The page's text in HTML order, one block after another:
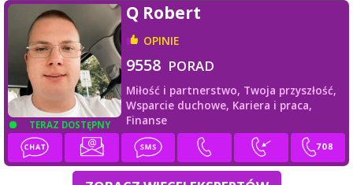
TERAZ DOSTĘPNY
Q Robert
OPINIE
9558 PORAD
Miłość i partnerstwo, Twoja przyszłość,
Wsparcie duchowe, Kariera i praca,
Finanse